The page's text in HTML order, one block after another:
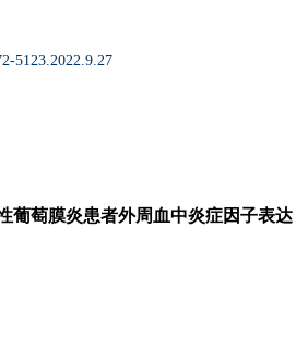
5123.2022.9.27
葡萄膜炎患者外周血中炎症因子表达